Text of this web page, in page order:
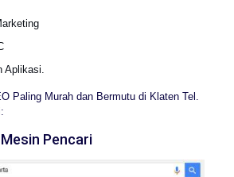
Aplikasi.
Paling Murah dan Bermutu di Klaten Tel.
Pencari